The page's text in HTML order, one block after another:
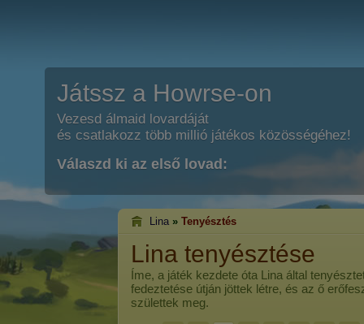
Játssz a Howrse-on
Vezesd álmaid lovardáját
és csatlakozz több millió játékos közösségéhez!
Válaszd ki az első lovad:
Lina » Tenyésztés
Lina tenyésztése
Íme, a játék kezdete óta Lina által
fedeztetése útján jöttek létre, és az ő
születtek meg.